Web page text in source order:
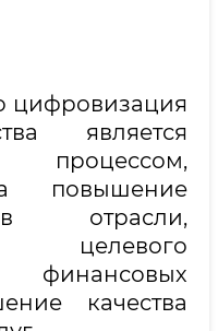
цифровизация
является
повышение
в отрасли,
целевого
качества